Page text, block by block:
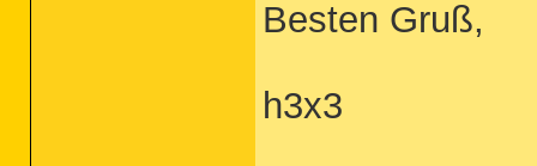
Besten Gruß,
h3x3